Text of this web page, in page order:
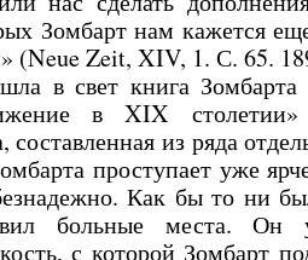
Зомбарт нам кажется
(Neue Zeit, XIV, 1. С. 65.
в свет книга Зомбарта
в XIX
составленная из ряда
проступает уже
Как бы то ни
больные места. Он
с которой Зомбарт